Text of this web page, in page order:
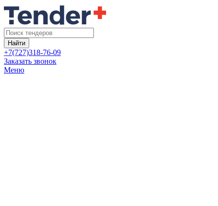
Найти
+7(727)318-76-09
Заказать звонок
Меню